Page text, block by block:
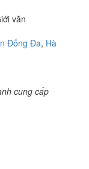
văn
Đống Đa, Hà
cung cấp